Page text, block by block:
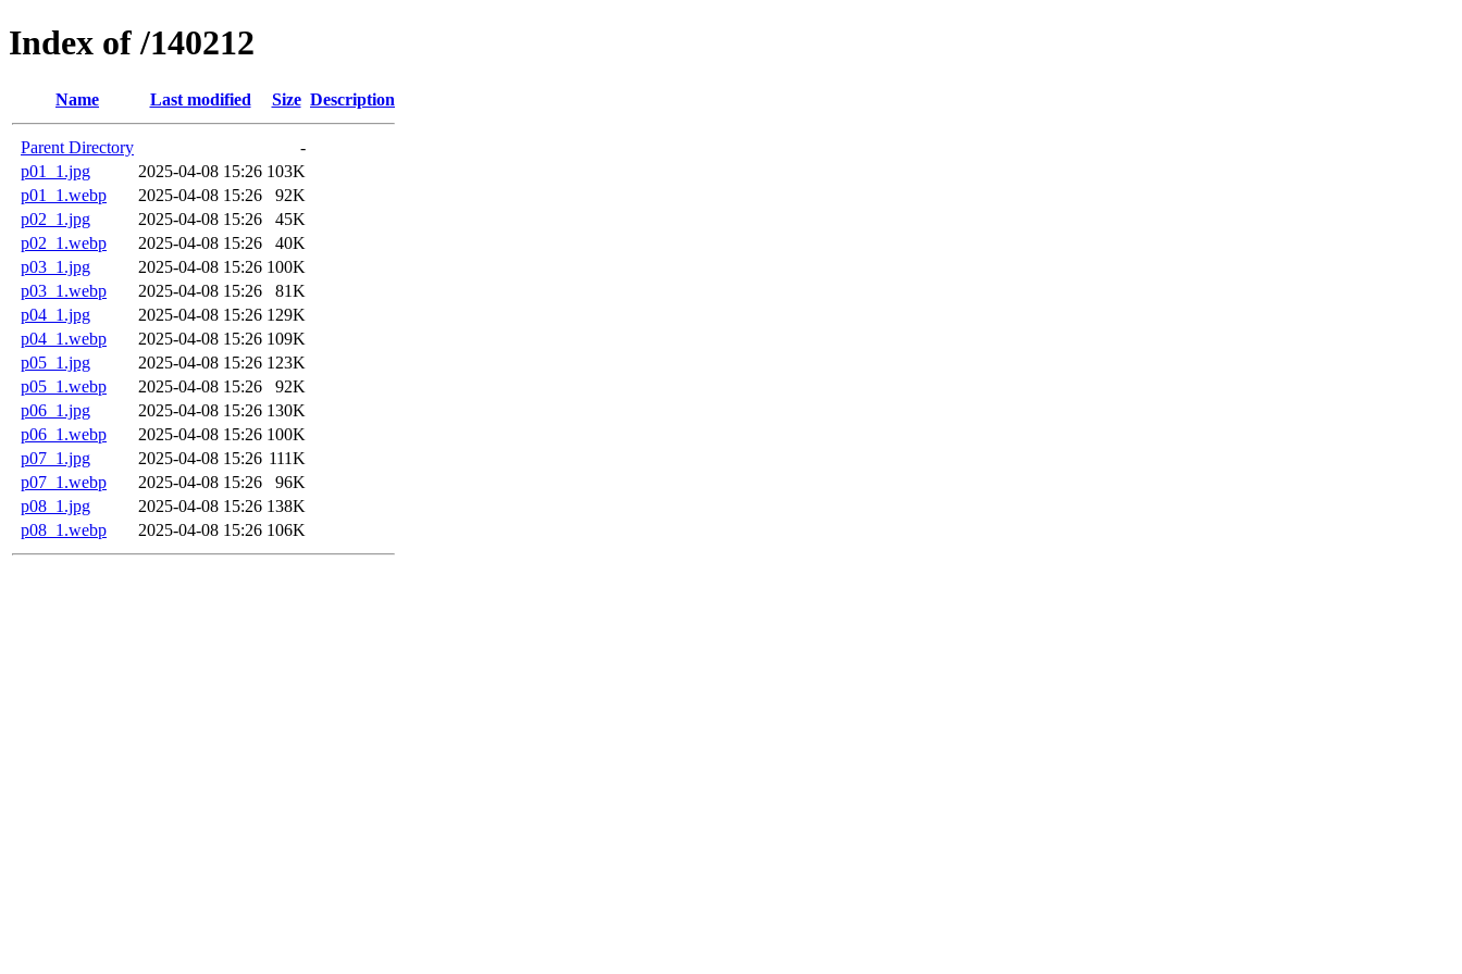
Index of /140212
Name Last modified Size Description
Parent Directory
-
p01_1.jpg
2025-04-08 15:26 103K
p01_1.webp
2025-04-08 15:26
92K
p02_1.jpg
2025-04-08 15:26
45K
p02_1.webp
2025-04-08 15:26
40K
p03_1.jpg
2025-04-08 15:26 100K
p03_1.webp
2025-04-08 15:26
81K
p04_1.jpg
2025-04-08 15:26 129K
p04_1.webp
2025-04-08 15:26 109K
p05_1.jpg
2025-04-08 15:26 123K
p05_1.webp
2025-04-08 15:26
92K
p06_1.jpg
2025-04-08 15:26 130K
p06_1.webp
2025-04-08 15:26 100K
p07_1.jpg
2025-04-08 15:26 111K
p07_1.webp
2025-04-08 15:26
96K
p08_1.jpg
2025-04-08 15:26 138K
p08_1.webp
2025-04-08 15:26 106K